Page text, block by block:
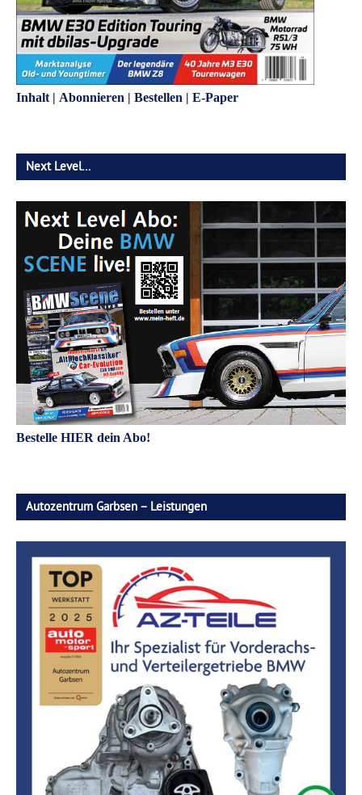
Inhalt | Abonnieren | Bestellen | E-Paper
Next Level…
Bestelle HIER dein Abo!
Autozentrum Garbsen – Leistungen